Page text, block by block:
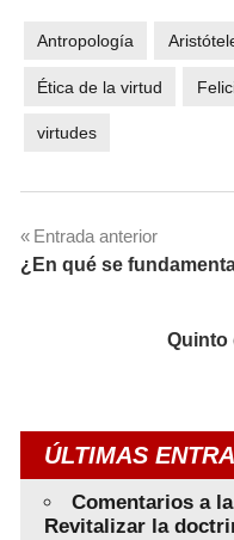
Antropología
Ética de la virtud
virtudes
Navegación
Entrada anterior
¿En qué se
Quinto
ÚLTIMAS
Comentarios a
Revitalizar la